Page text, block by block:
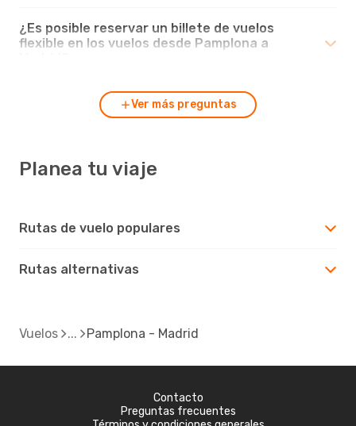
¿Es posible reservar un billete de vuelos
flexible en los vuelos desde Pamplona a
Ver más preguntas
Planea tu viaje
Rutas de vuelo populares
Rutas alternativas
Vuelos Pamplona - Madrid
Contacto
Preguntas frecuentes